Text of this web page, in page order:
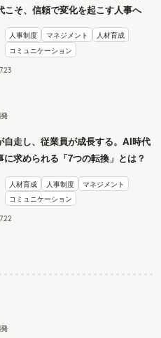
こそ、信頼で変化を起こす人事へ
人事制度 マネジメント
人材育成
コミュニケーション
23
自走し、従業員が成長する。AI時代
に求められる「7つの転換」とは？
人材育成 人事制度
マネジメント
コミュニケーション
22